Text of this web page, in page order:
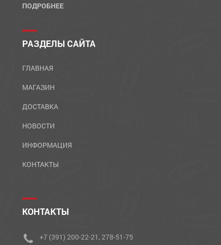
ПОДРОБНЕЕ
РАЗДЕЛЫ САЙТА
ГЛАВНАЯ
МАГАЗИН
ДОСТАВКА
НОВОСТИ
ИНФОРМАЦИЯ
КОНТАКТЫ
КОНТАКТЫ
+7 (391) 200-22-21, 278-51-75